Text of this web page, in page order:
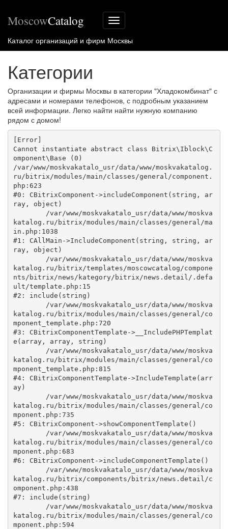
Меню
сайта
MoscowCatalog
Каталог организаций и фирм Москвы
Категории
Организации и фирмы Москвы в категории "Хладокомбинат" с
адресами и номерами телефонов, с подробным указанием
всей информации. Легко найти найти нужную компанию
рядом с домом!
[Error]
Cannot instantiate abstract class Bitrix\Iblock\C
omponent\Base (0)
/var/www/moskvakatalo_usr/data/www/moskvakatalog.
ru/bitrix/modules/main/classes/general/component.
php:623
#0: CBitrixComponent->includeComponent(string, ar
ray, object)
katalog.ru/bitrix/modules/main/classes/general/ma
in.php:1038
#1: CAllMain->IncludeComponent(string, string, ar
ray, object)
katalog.ru/bitrix/templates/moscowcatalog/compone
nts/bitrix/news/kategory/bitrix/news.detail/.defa
ult/template.php:15
#2: include(string)
katalog.ru/bitrix/modules/main/classes/general/co
mponent_template.php:720
#3: CBitrixComponentTemplate->__IncludePHPTemplat
e(array, array, string)
katalog.ru/bitrix/modules/main/classes/general/co
mponent_template.php:815
#4: CBitrixComponentTemplate->IncludeTemplate(arr
ay)
katalog.ru/bitrix/modules/main/classes/general/co
mponent.php:735
#5: CBitrixComponent->showComponentTemplate()
katalog.ru/bitrix/modules/main/classes/general/co
mponent.php:683
#6: CBitrixComponent->includeComponentTemplate()
katalog.ru/bitrix/components/bitrix/news.detail/c
omponent.php:438
#7: include(string)
katalog.ru/bitrix/modules/main/classes/general/co
mponent.php:594